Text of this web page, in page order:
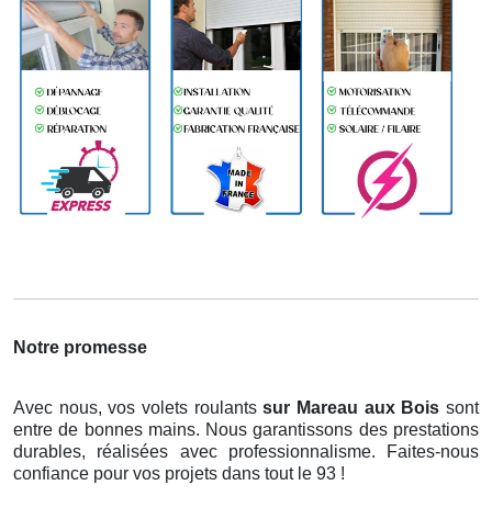
Notre promesse
Avec nous, vos volets roulantssur Mareau aux Boissont
entre de bonnes mains. Nous garantissons des prestations
durables, réalisées avec professionnalisme. Faites-nous
confiance pour vos projets dans tout le 93 !